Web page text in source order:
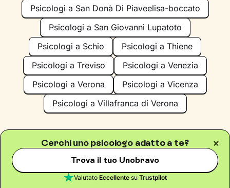
Psicologi a San Donà Di Piaveelisa-boccato
Psicologi a San Giovanni Lupatoto
Psicologi a Schio
Psicologi a Thiene
Psicologi a Treviso
Psicologi a Venezia
Psicologi a Verona
Psicologi a Vicenza
Psicologi a Villafranca di Verona
Cerchi uno psicologo adatto a te?
Trova il tuo Unobravo
Valutato Eccellentesu Trustpilot
Iscriviti alla newsletter